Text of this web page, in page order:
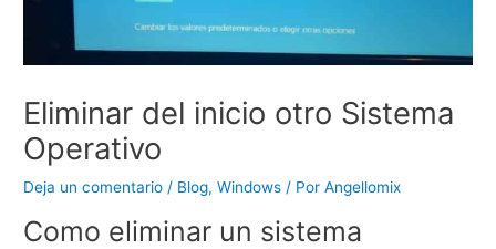
Eliminar del inicio otro Sistema
Operativo
Deja un comentario / Blog,Windows / PorAngellomix
Como eliminar un sistema